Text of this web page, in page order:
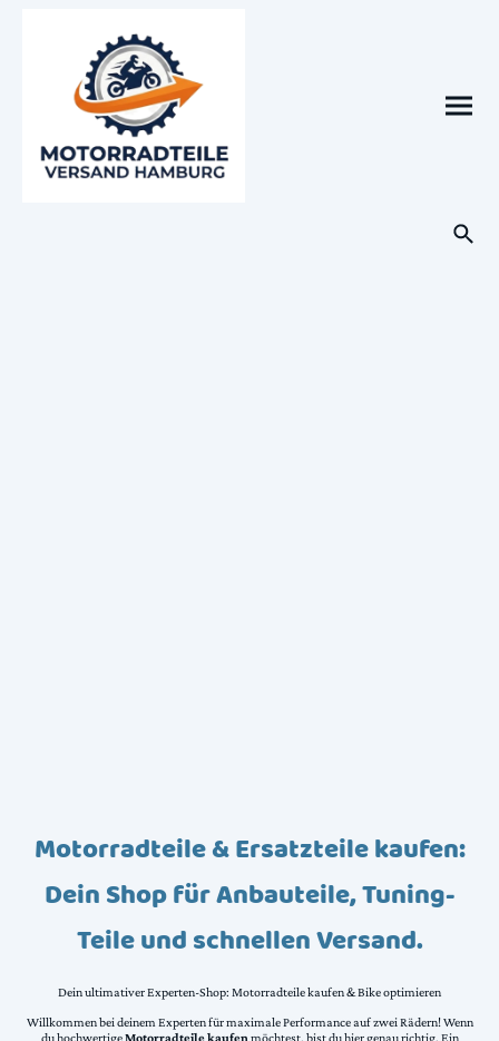
Motorradteile & Ersatzteile kaufen:
Dein Shop für Anbauteile, Tuning-
Teile und schnellen Versand.
Dein ultimativer Experten-Shop: Motorradteile kaufen & Bike optimieren
Willkommen bei deinem Experten für maximale Performance auf zwei Rädern! Wenn
du hochwertigeMotorradteile kaufen möchtest, bist du hier genau richtig. Ein